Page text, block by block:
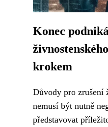
Konec
krokem
Důvody pro zrušení
nemusí být nutně
představovat